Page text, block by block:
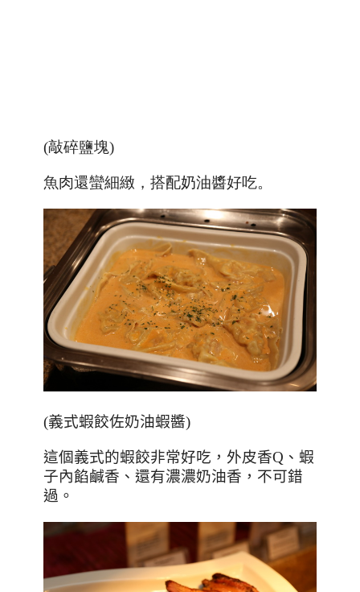
(敲碎鹽塊)
魚肉還蠻細緻，搭配奶油醬好吃。
(義式蝦餃佐奶油蝦醬)
這個義式的蝦餃非常好吃，外皮香Q 、蝦
子內餡鹹香、還有濃濃奶油香，不可錯
過。